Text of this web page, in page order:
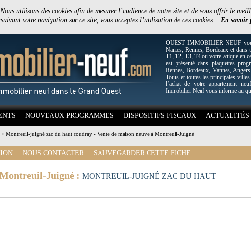
Nous utilisons des cookies afin de mesurer l’audience de notre site et de vous offrir le
votre navigation sur ce site, vous acceptez l’utilisation de ces cookies. En savoir
OUEST IMMOBILIER NEUF
Nantes, Rennes, Bordeaux et
T1, T2, T3, T4 ou votre attique en
est présenté dans plaquettes
Rennes, Bordeaux, Vannes,
Tours et toutes les principales
l’achat de votre appartement
Immobilier Neuf vous informe au
NOUVEAUX PROGRAMMES DISPOSITIFS FISCAUX ACTUALITÉS
> Montreuil-juigné zac du haut coudray - Vente de maison neuve à Montreuil-Juigné
NOUS CONTACTER SAUVEGARDER CETTE FICHE
Juigné : MONTREUIL-JUIGNÉ ZAC DU HAUT